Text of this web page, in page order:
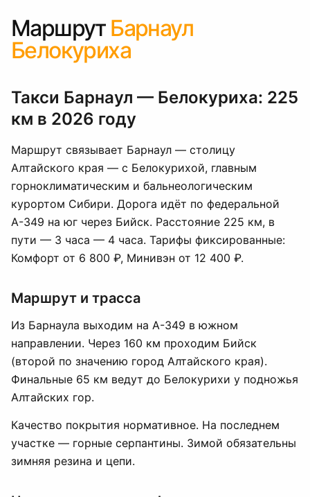
Маршрут Барнаул
Белокуриха
Такси Барнаул — Белокуриха: 225
км в 2026 году
Маршрут связывает Барнаул — столицу
Алтайского края — с Белокурихой, главным
горноклиматическим и бальнеологическим
курортом Сибири. Дорога идёт по федеральной
А-349 на юг через Бийск. Расстояние 225 км, в
пути — 3 часа — 4 часа. Тарифы фиксированные:
Комфорт от 6 800 ₽, Минивэн от 12 400 ₽.
Маршрут и трасса
Из Барнаула выходим на А-349 в южном
направлении. Через 160 км проходим Бийск
(второй по значению город Алтайского края).
Финальные 65 км ведут до Белокурихи у подножья
Алтайских гор.
Качество покрытия нормативное. На последнем
участке — горные серпантины. Зимой обязательны
зимняя резина и цепи.